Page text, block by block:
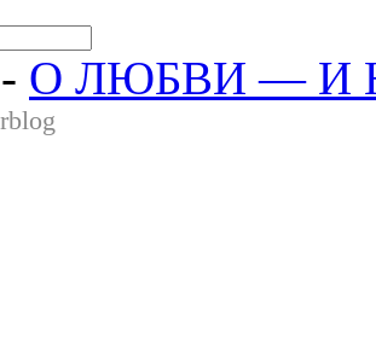
О ЛЮБВИ — И